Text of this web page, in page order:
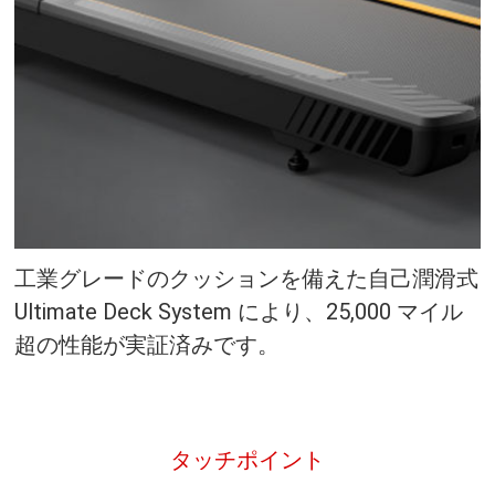
工業グレードのクッションを備えた自己潤滑式
Ultimate Deck System により、25,000 マイル
超の性能が実証済みです。
タッチポイント